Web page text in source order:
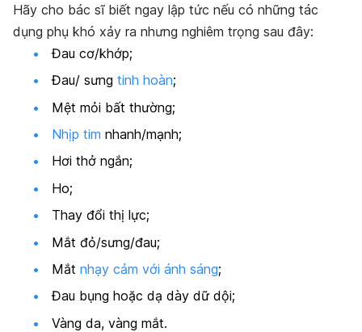
Hãy cho bác sĩ biết ngay lập tức nếu có những tác
dụng phụ khó xảy ra nhưng nghiêm trọng sau đây:
Đau cơ/khớp;
Đau/ sưng tinh hoàn;
Mệt mỏi bất thường;
Nhịp tim nhanh/mạnh;
Hơi thở ngắn;
Ho;
Thay đổi thị lực;
Mắt đỏ/sưng/đau;
Mắt nhạy cảm với ánh sáng;
Đau bụng hoặc dạ dày dữ dội;
Vàng da, vàng mắt.